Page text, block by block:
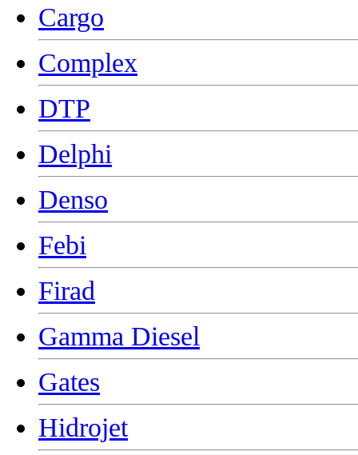
Cargo
Complex
DTP
Delphi
Denso
Febi
Firad
Gamma Diesel
Gates
Hidrojet